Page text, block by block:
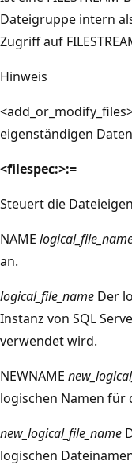
Dateigruppe intern
Zugriff auf
Hinweis
eigenständigen
<filespec:>:=
Steuert die
NAME
an.
logical_file_name Der
Instanz von SQL
verwendet wird.
NEWNAME
logischen Namen für
new_logical_file_name
logischen